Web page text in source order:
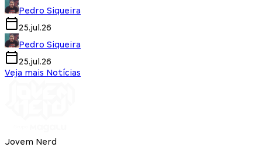
Pedro Siqueira
25.jul.26
Pedro Siqueira
25.jul.26
Veja mais Notícias
Jovem Nerd